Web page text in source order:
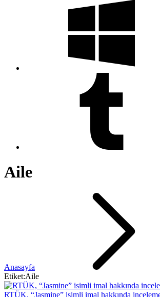
Aile
Anasayfa
Etiket:Aile
RTÜK, “Jasmine” isimli imal hakkında